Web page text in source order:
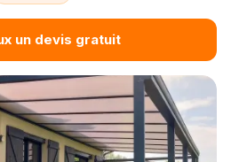
un devis gratuit